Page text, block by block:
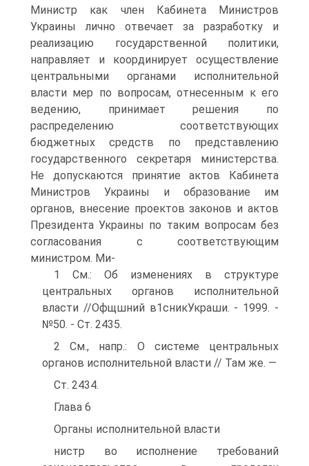
Министр как член Кабинета Министров
Украины лично отвечает за разработку и
реализацию государственной политики,
направляет и координирует осуществление
центральными органами исполнительной
власти мер по вопросам, отнесенным к его
ведению, принимает решения по
распределению соответствующих
бюджетных средств по представлению
государственного секретаря министерства.
Не допускаются принятие актов Кабинета
Министров Украины и образование им
органов, внесение проектов законов и актов
Президента Украины по таким вопросам без
согласования с соответствующим
министром. Ми-
1 См.: Об изменениях в структуре
центральных органов исполнительной
власти //Офщшний в1сникУкраши. - 1999. -
№50. - Ст. 2435.
2 См., напр.: О системе центральных
органов исполнительной власти // Там же. —
Ст. 2434.
Глава 6
Органы исполнительной власти
нистр во исполнение требований